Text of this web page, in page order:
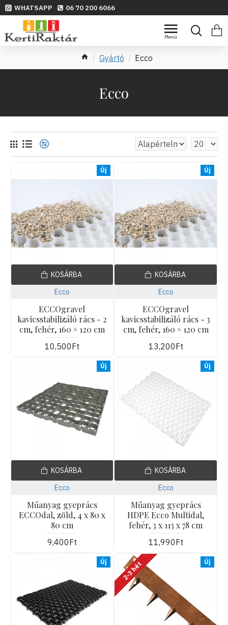
WHATSAPP 06 70 200 6066
Gyártó Ecco
Ecco
Új
Ecco
ECCOgravel
kavicsstabilizáló rács - 2
cm, fehér, 160 × 120 cm
10,500Ft
KOSÁRBA
Új
Ecco
ECCOgravel
kavicsstabilizáló rács - 3
cm, fehér, 160 × 120 cm
13,200Ft
KOSÁRBA
Új
Ecco
Műanyag gyeprács
ECCOdal, zöld, 4 x 80 x
80 cm
9,400Ft
KOSÁRBA
Új
Ecco
Műanyag gyeprács
HDPE Ecco Multidal,
fehér, 3 x 113 x 78 cm
11,990Ft
KOSÁRBA
Új Új
2-3 hét